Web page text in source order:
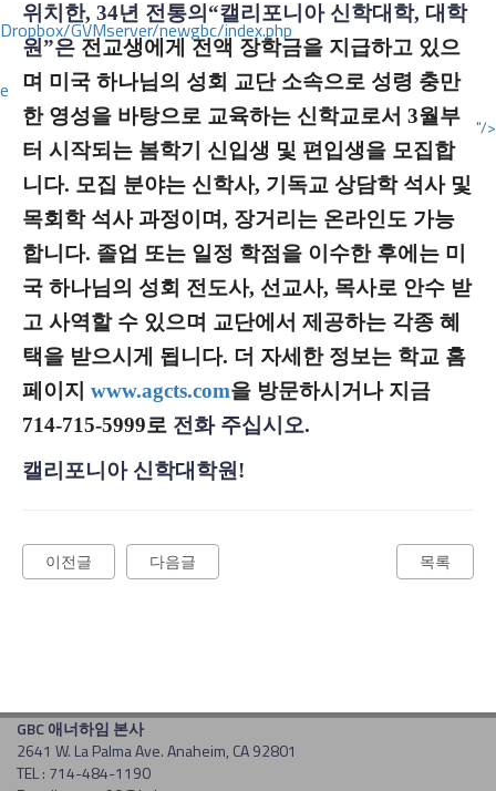
GVMserver/newgbc/index.php
"/>
위치한, 34년 전통의“캘리포니아 신학대학, 대학
원”은 전교생에게 전액 장학금을 지급하고 있으
며 미국 하나님의 성회 교단 소속으로 성령 충만
한 영성을 바탕으로 교육하는 신학교로서 3월부
터 시작되는 봄학기 신입생 및 편입생을 모집합
니다. 모집 분야는 신학사, 기독교 상담학 석사 및
목회학 석사 과정이며, 장거리는 온라인도 가능
합니다. 졸업 또는 일정 학점을 이수한 후에는 미
국 하나님의 성회 전도사, 선교사, 목사로 안수 받
고 사역할 수 있으며 교단에서 제공하는 각종 혜
택을 받으시게 됩니다. 더 자세한 정보는 학교 홈
페이지 www.agcts.com을 방문하시거나 지금
714-715-5999로 전화 주십시오.
캘리포니아 신학대학원!
다음글
이전글 목록
GBC 애너하임 본사
2641 W. La Palma Ave. Anaheim, CA 92801
TEL : 714-484-1190